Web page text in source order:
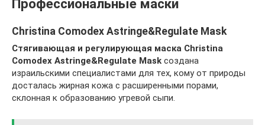
Профессиональные маски
Christina Comodex Astringe&Regulate Mask
Стягивающая и регулирующая маска Christina
Comodex Astringe&Regulate Mask создана
израильскими специалистами для тех, кому от природы
досталась жирная кожа с расширенными порами,
склонная к образованию угревой сыпи.